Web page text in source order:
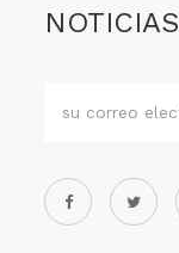
NOTICIAS